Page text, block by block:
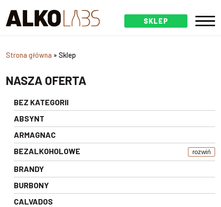
SKLEP
Strona główna » Sklep
NASZA OFERTA
BEZ KATEGORII
ABSYNT
ARMAGNAC
BEZALKOHOLOWE
rozwiń
BRANDY
BURBONY
CALVADOS